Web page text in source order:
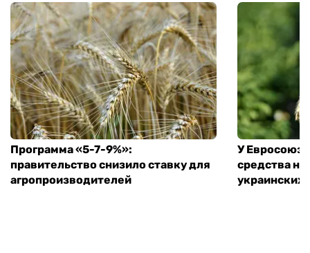
Программа «5-7-9%»:
правительство снизило ставку для
агропроизводителей
У
средства